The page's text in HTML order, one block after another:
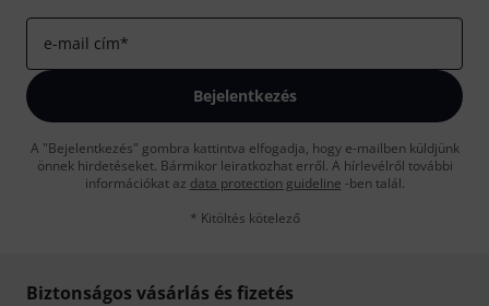
e-mail cím*
Bejelentkezés
A "Bejelentkezés" gombra kattintva elfogadja, hogy e-mailben küldjünk
önnek hirdetéseket. Bármikor leiratkozhat erről. A hírlevélről további
információkat az data protection guideline -ben talál.
* Kitöltés kötelező
Biztonságos vásárlás és fizetés